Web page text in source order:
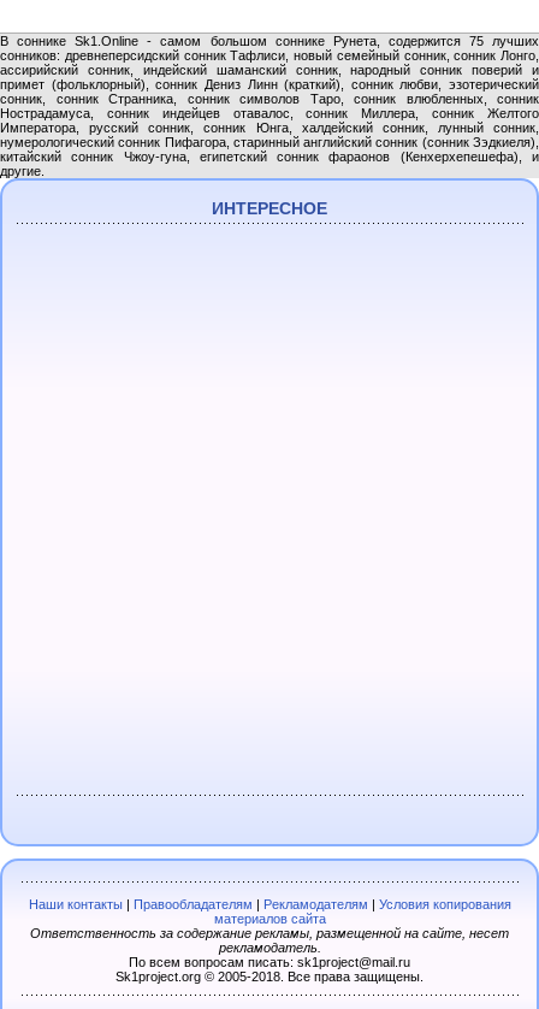
В соннике Sk1.Online - самом большом соннике Рунета, содержится 75 лучших
сонников: древнеперсидский сонник Тафлиси, новый семейный сонник, сонник Лонго,
ассирийский сонник, индейский шаманский сонник, народный сонник поверий и
примет (фольклорный), сонник Дениз Линн (краткий), сонник любви, эзотерический
сонник, сонник Странника, сонник символов Таро, сонник влюбленных, сонник
Нострадамуса, сонник индейцев отавалос, сонник Миллера, сонник Желтого
Императора, русский сонник, сонник Юнга, халдейский сонник, лунный сонник,
нумерологический сонник Пифагора, старинный английский сонник (сонник Зэдкиеля),
китайский сонник Чжоу-гуна, египетский сонник фараонов (Кенхерхепешефа), и
другие.
ИНТЕРЕСНОЕ
Наши контакты| Правообладателям Рекламодателям
Условия копирования
материалов сайта
Ответственность за содержание рекламы, размещенной на сайте, несет
рекламодатель.
По всем вопросам писать: sk1project@mail.ru
Sk1project.org © 2005-2018. Все права защищены.